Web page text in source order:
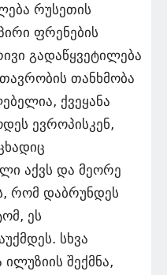
რუსეთის
ფრენების
გადაწყვეტილება
თანხმობა
ქვეყანა
ევროპისკენ,
აქვს და მეორე
რომ დაბრუნდეს
ეს
სხვა
ილუზიის შექმნა,